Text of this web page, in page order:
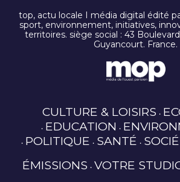
top, actu locale I média digital édité
sport, environnement, initiatives,
territoires. siège social : 43
Guyancourt. France.
CULTURE & LOISIRS
EDUCATION
POLITIQUE SANTÉ
ÉMISSIONS VOTRE